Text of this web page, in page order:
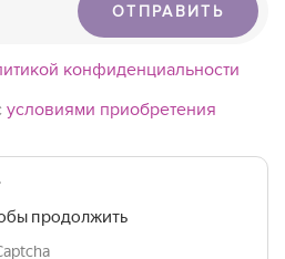
ОТПРАВИТЬ
конфиденциальности
условиями приобретения